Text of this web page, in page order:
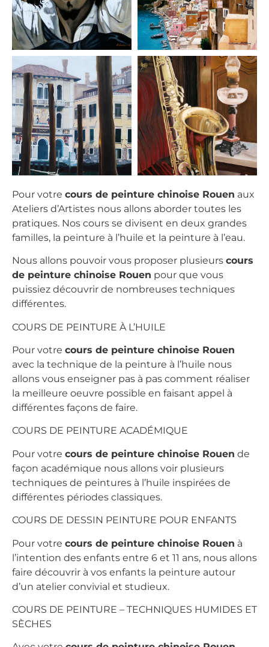
Pour votre cours de peinture chinoise Rouen aux
Ateliers d’Artistes nous allons aborder toutes les
pratiques. Nos cours se divisent en deux grandes
familles, la peinture à l’huile et la peinture à l’eau.
Nous allons pouvoir vous proposer plusieurs cours
de peinture chinoise Rouen pour que vous
puissiez découvrir de nombreuses techniques
différentes.
COURS DE PEINTURE À L’HUILE
Pour votre cours de peinture chinoise Rouen
avec la technique de la peinture à l’huile nous
allons vous enseigner pas à pas comment réaliser
la meilleure oeuvre possible en faisant appel à
différentes façons de faire.
COURS DE PEINTURE ACADÉMIQUE
Pour votre cours de peinture chinoise Rouen de
façon académique nous allons voir plusieurs
techniques de peintures à l’huile inspirées de
différentes périodes classiques.
COURS DE DESSIN PEINTURE POUR ENFANTS
Pour votre cours de peinture chinoise Rouen à
l’intention des enfants entre 6 et 11 ans, nous allons
faire découvrir à vos enfants la peinture autour
d’un atelier convivial et studieux.
COURS DE PEINTURE – TECHNIQUES HUMIDES ET
SÈCHES